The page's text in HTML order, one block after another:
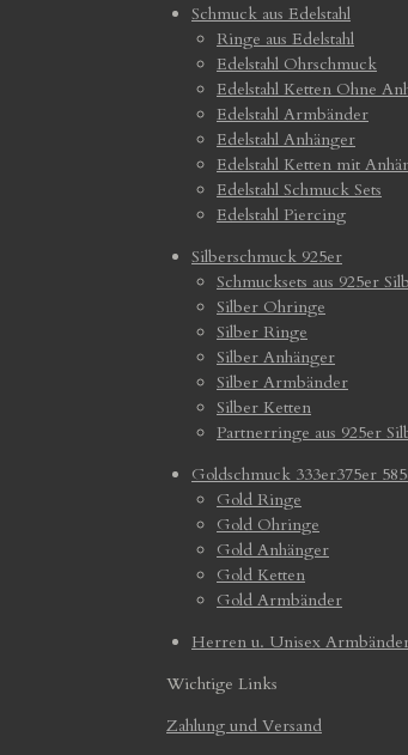
Schmuck aus Edelstahl
Ringe aus Edelstahl
Edelstahl Ohrschmuck
Edelstahl Ketten Ohne
Edelstahl Armbänder
Edelstahl Anhänger
Edelstahl Ketten mit
Edelstahl Schmuck Sets
Edelstahl Piercing
Silberschmuck 925er
Schmucksets aus 925er
Silber Ohringe
Silber Ringe
Silber Anhänger
Silber Armbänder
Silber Ketten
Partnerringe aus 925er
Goldschmuck 333er375er
Gold Ringe
Gold Ohringe
Gold Anhänger
Gold Ketten
Gold Armbänder
Herren u. Unisex
Wichtige Links
Zahlung und Versand